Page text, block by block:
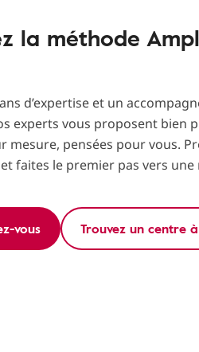
la méthode
d’expertise et un
experts vous proposent bien
mesure, pensées pour vous.
faites le premier pas vers
vous Trouvez un centre